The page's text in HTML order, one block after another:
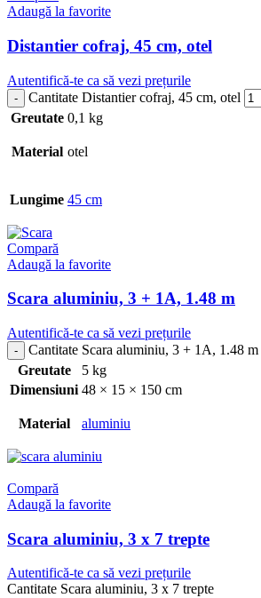
Adaugă la favorite
Distantier cofraj, 45 cm, otel
Autentifică-te ca să vezi prețurile
Cantitate Distantier cofraj, 45 cm, otel
Greutate 0,1 kg
Material otel
Lungime 45 cm
Compară
Adaugă la favorite
Scara aluminiu, 3 + 1A, 1.48 m
Autentifică-te ca să vezi prețurile
Cantitate Scara aluminiu, 3 + 1A, 1.48 m
Greutate
5 kg
Dimensiuni 48 × 15 × 150 cm
Material aluminiu
Compară
Adaugă la favorite
Scara aluminiu, 3 x 7 trepte
Autentifică-te ca să vezi prețurile
Cantitate Scara aluminiu, 3 x 7 trepte